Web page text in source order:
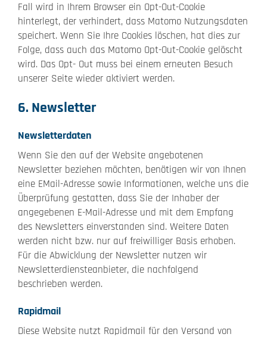
Fall wird in Ihrem Browser ein Opt-Out-Cookie
hinterlegt, der verhindert, dass Matomo Nutzungsdaten
speichert. Wenn Sie Ihre Cookies löschen, hat dies zur
Folge, dass auch das Matomo Opt-Out-Cookie gelöscht
wird. Das Opt- Out muss bei einem erneuten Besuch
unserer Seite wieder aktiviert werden.
6. Newsletter
Newsletterdaten
Wenn Sie den auf der Website angebotenen
Newsletter beziehen möchten, benötigen wir von Ihnen
eine EMail-Adresse sowie Informationen, welche uns die
Überprüfung gestatten, dass Sie der Inhaber der
angegebenen E-Mail-Adresse und mit dem Empfang
des Newsletters einverstanden sind. Weitere Daten
werden nicht bzw. nur auf freiwilliger Basis erhoben.
Für die Abwicklung der Newsletter nutzen wir
Newsletterdiensteanbieter, die nachfolgend
beschrieben werden.
Rapidmail
Diese Website nutzt Rapidmail für den Versand von